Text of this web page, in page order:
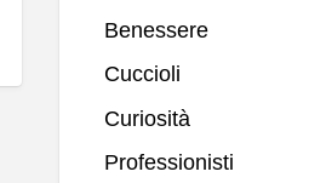
Benessere
Cuccioli
Curiosità
Professionisti